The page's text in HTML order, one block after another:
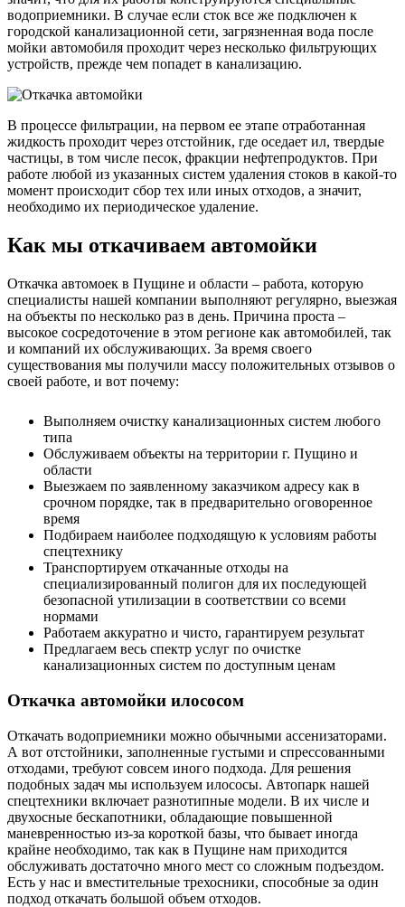
водоприемники. В случае если сток все же подключен к
городской канализационной сети, загрязненная вода после
мойки автомобиля проходит через несколько фильтрующих
устройств, прежде чем попадет в канализацию.
В процессе фильтрации, на первом ее этапе отработанная
жидкость проходит через отстойник, где оседает ил, твердые
частицы, в том числе песок, фракции нефтепродуктов. При
работе любой из указанных систем удаления стоков в какой-то
момент происходит сбор тех или иных отходов, а значит,
необходимо их периодическое удаление.
Как мы откачиваем автомойки
Откачка автомоек в Пущине и области – работа, которую
специалисты нашей компании выполняют регулярно, выезжая
на объекты по несколько раз в день. Причина проста –
высокое сосредоточение в этом регионе как автомобилей, так
и компаний их обслуживающих. За время своего
существования мы получили массу положительных отзывов о
своей работе, и вот почему:
Выполняем очистку канализационных систем любого
типа
Обслуживаем объекты на территории г. Пущино и
области
Выезжаем по заявленному заказчиком адресу как в
срочном порядке, так в предварительно оговоренное
время
Подбираем наиболее подходящую к условиям работы
спецтехнику
Транспортируем откачанные отходы на
специализированный полигон для их последующей
безопасной утилизации в соответствии со всеми
нормами
Работаем аккуратно и чисто, гарантируем результат
Предлагаем весь спектр услуг по очистке
канализационных систем по доступным ценам
Откачка автомойки илососом
Откачать водоприемники можно обычными ассенизаторами.
А вот отстойники, заполненные густыми и спрессованными
отходами, требуют совсем иного подхода. Для решения
подобных задач мы используем илососы. Автопарк нашей
спецтехники включает разнотипные модели. В их числе и
двухосные бескапотники, обладающие повышенной
маневренностью из-за короткой базы, что бывает иногда
крайне необходимо, так как в Пущине нам приходится
обслуживать достаточно много мест со сложным подъездом.
Есть у нас и вместительные трехосники, способные за один
подход откачать большой объем отходов.